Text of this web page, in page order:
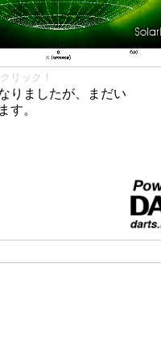
リック！
りましたが、まだい
す。